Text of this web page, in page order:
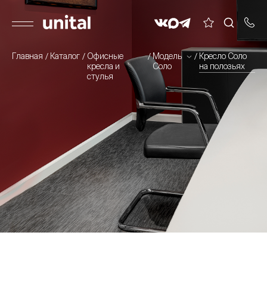
Главная Каталог
Офисные
кресла и
стулья
Модель
Соло
Кресло Соло
на полозьях